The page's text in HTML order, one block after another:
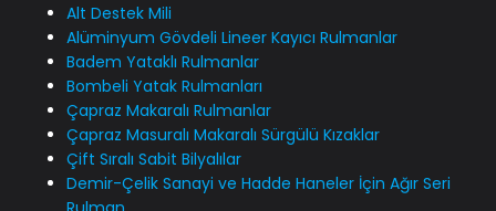
Alt Destek Mili
Alüminyum Gövdeli Lineer Kayıcı Rulmanlar
Badem Yataklı Rulmanlar
Bombeli Yatak Rulmanları
Çapraz Makaralı Rulmanlar
Çapraz Masuralı Makaralı Sürgülü Kızaklar
Çift Sıralı Sabit Bilyalılar
Demir-Çelik Sanayi ve Hadde Haneler İçin Ağır Seri